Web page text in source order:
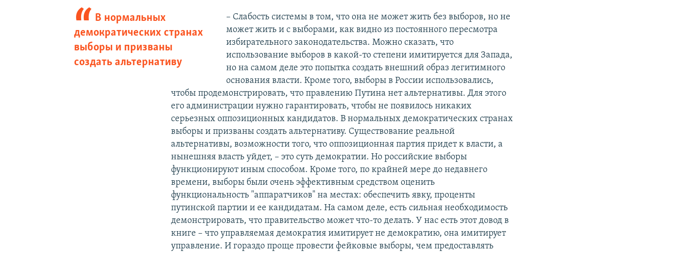
В нормальных
демократических странах
выборы и призваны
создать альтернативу
– Слабость системы в том, что она не может жить без выборов, но не
может жить и с выборами, как видно из постоянного пересмотра
избирательного законодательства. Можно сказать, что
использование выборов в какой-то степени имитируется для Запада,
но на самом деле это попытка создать внешний образ легитимного
основания власти. Кроме того, выборы в России использовались,
чтобы продемонстрировать, что правлению Путина нет альтернативы. Для этого
его администрации нужно гарантировать, чтобы не появилось никаких
серьезных оппозиционных кандидатов. В нормальных демократических странах
выборы и призваны создать альтернативу. Существование реальной
альтернативы, возможности того, что оппозиционная партия придет к власти, а
нынешняя власть уйдет, – это суть демократии. Но российские выборы
функционируют иным способом. Кроме того, по крайней мере до недавнего
времени, выборы были очень эффективным средством оценить
функциональность "аппаратчиков" на местах: обеспечить явку, проценты
путинской партии и ее кандидатам. На самом деле, есть сильная необходимость
демонстрировать, что правительство может что-то делать. У нас есть этот довод в
книге – что управляемая демократия имитирует не демократию, она имитирует
управление. И гораздо проще провести фейковые выборы, чем предоставлять